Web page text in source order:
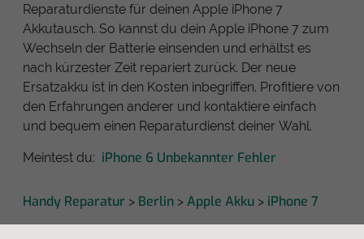
Reparaturdienste für deinen Apple iPhone 7
Akkutausch. So kannst du dein Apple iPhone 7 zum
Wechseln der Batterie einsenden und erhältst es
nach kürzester Zeit repariert zurück. Der neue
Ersatzakku ist in den Kosten inbegriffen. Profitiere von
den Erfahrungen anderer und kontaktiere einfach
und bequem einen Reparaturdienst deiner Wahl.
Meintest du: iPhone 6 Unbekannter Fehler
Handy Reparatur > Berlin > Apple Akku > iPhone 7